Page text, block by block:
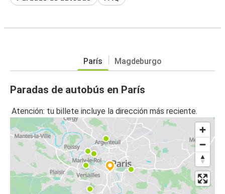
París Magdeburgo
Paradas de autobús en París
Atención: tu billete incluye la dirección más reciente.